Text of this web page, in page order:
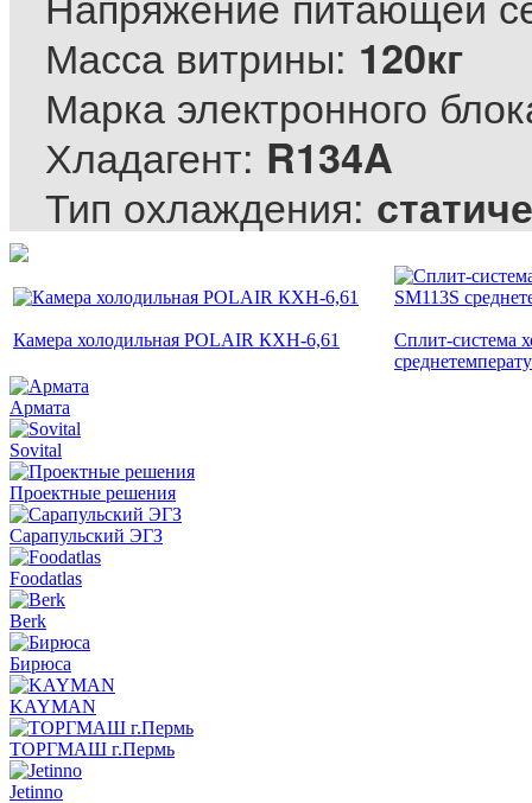
Масса витрины: 120кг
Марка электронного
Хладагент: R134A
Тип охлаждения:
Камера холодильная POLAIR КХН-6,61
Сплит-система
Армата
Sovital
Проектные решения
Сарапульский ЭГЗ
Foodatlas
Berk
Бирюса
KAYMAN
ТОРГМАШ г.Пермь
Jetinno